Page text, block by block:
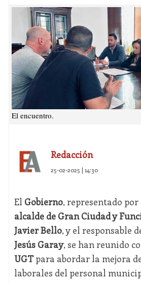
El encuentro.
Redacción
25-02-2025 | 14:30
El Gobierno, representado por
alcalde de Gran Ciudad y
Javier Bello, y el responsable
Jesús Garay, se han reunido
UGTpara abordar la mejora
laborales del personal